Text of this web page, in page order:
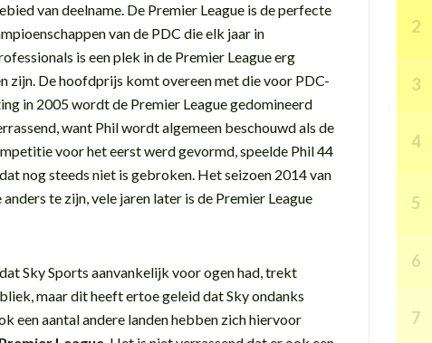
van deelname. De Premier League is de perfecte
van de PDC die elk jaar in
is een plek in de Premier League erg
zijn. De hoofdprijs komt overeen met die voor PDC-
in 2005 wordt de Premier League gedomineerd
want Phil wordt algemeen beschouwd als de
voor het eerst werd gevormd, speelde Phil 44
nog steeds niet is gebroken. Het seizoen 2014 van
te zijn, vele jaren later is de Premier League
Sky Sports aanvankelijk voor ogen had, trekt
maar dit heeft ertoe geleid dat Sky ondanks
een aantal andere landen hebben zich hiervoor